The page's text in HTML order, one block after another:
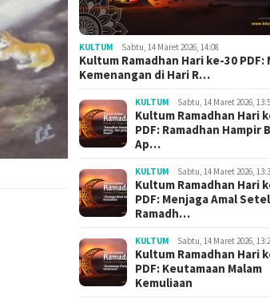
KULTUM Sabtu, 14 Maret 2026, 14:08
Kultum Ramadhan Hari ke-30 PDF:
Kemenangan di Hari R…
KULTUM Sabtu, 14 Maret 2026,
Kultum Ramadhan Hari
PDF: Ramadhan Hampir
Ap…
KULTUM Sabtu, 14 Maret 2026,
Kultum Ramadhan Hari
PDF: Menjaga Amal
Ramadh…
KULTUM Sabtu, 14 Maret 2026,
Kultum Ramadhan Hari
PDF: Keutamaan Malam
Kemuliaan